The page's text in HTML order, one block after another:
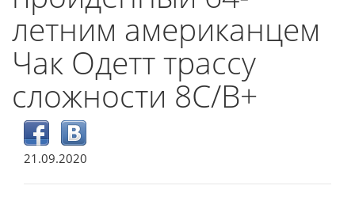
летним американцем
Чак Одетт трассу
сложности 8С/B+
21.09.2020